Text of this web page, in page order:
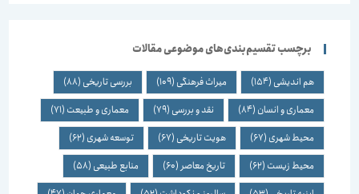
برچسب تقسیم‌بندی‌های موضوعی مقالات
هم اندیشی(154) میراث فرهنگی(109) بررسی تاریخی(88)
معماری و انسان(84) نقد و بررسی(79) معماری و طبیعت(71)
محیط شهری(67) هویت تاریخی(67) توسعه شهری(62)
محیط زیست(62) تاریخ معاصر(60) منابع طبیعی(58)